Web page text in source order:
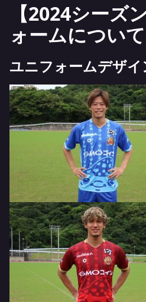
【2024シーズ
ォームについて
ユニフォームデザイ